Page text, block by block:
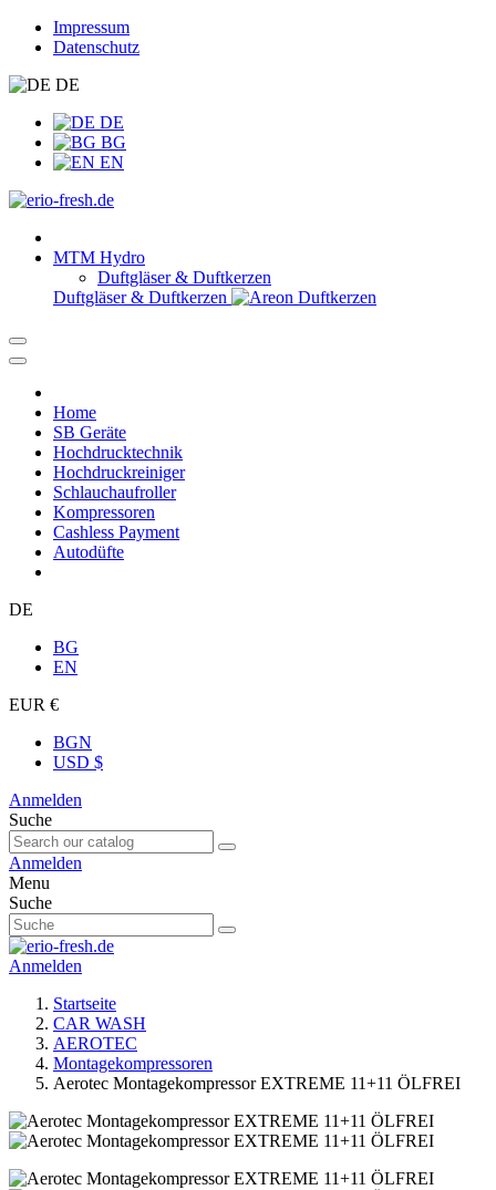
Impressum
Datenschutz
DE
DE
BG
EN
MTM Hydro
Duftgläser & Duftkerzen
Duftgläser & Duftkerzen
Home
SB Geräte
Hochdrucktechnik
Hochdruckreiniger
Schlauchaufroller
Kompressoren
Cashless Payment
Autodüfte
DE
BG
EN
EUR €
BGN
USD $
Anmelden
Suche
Anmelden
Menu
Suche
Anmelden
Startseite
CAR WASH
AEROTEC
Montagekompressoren
Aerotec Montagekompressor EXTREME 11+11 ÖLFREI